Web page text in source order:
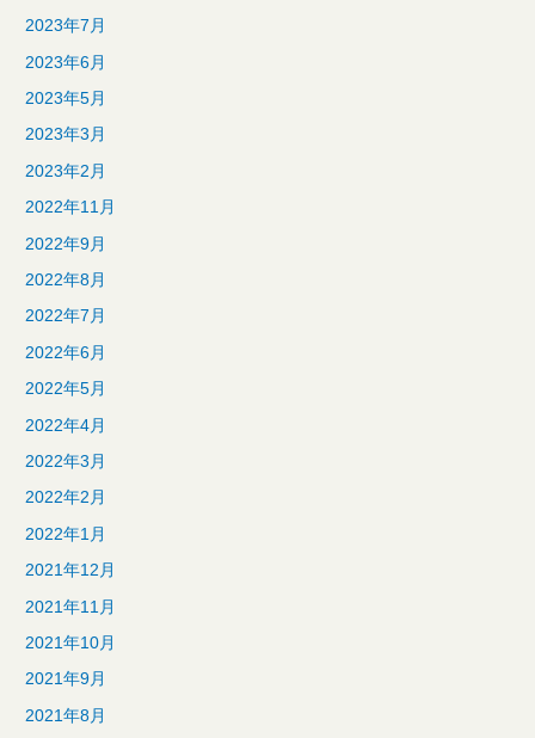
2023年7月
2023年6月
2023年5月
2023年3月
2023年2月
2022年11月
2022年9月
2022年8月
2022年7月
2022年6月
2022年5月
2022年4月
2022年3月
2022年2月
2022年1月
2021年12月
2021年11月
2021年10月
2021年9月
2021年8月